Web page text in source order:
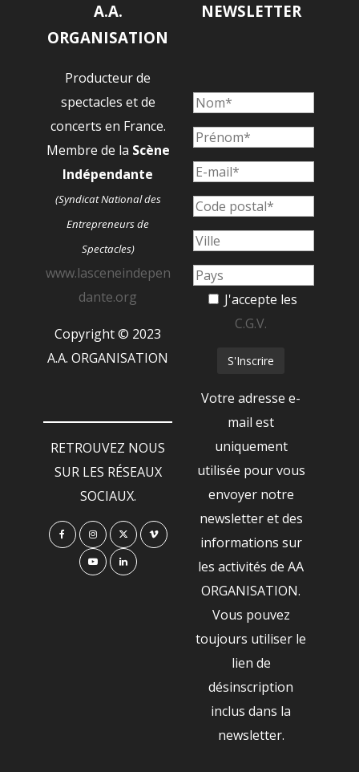
A.A.
ORGANISATION
Producteur de
spectacles et de
concerts en France.
Membre de la Scène
Indépendante
(Syndicat National des
Entrepreneurs de
Spectacles)
www.lasceneindepen
dante.org
Copyright © 2023
A.A. ORGANISATION
RETROUVEZ NOUS
SUR LES RÉSEAUX
SOCIAUX.
NEWSLETTER
J'accepte les
C.G.V.
Votre adresse e-
mail est
uniquement
utilisée pour vous
envoyer notre
newsletter et des
informations sur
les activités de AA
ORGANISATION.
Vous pouvez
toujours utiliser le
lien de
désinscription
inclus dans la
newsletter.